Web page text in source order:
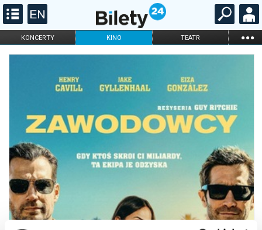
KONCERTY KINO TEATR ...
FILHARMONIA OPERA I BALET